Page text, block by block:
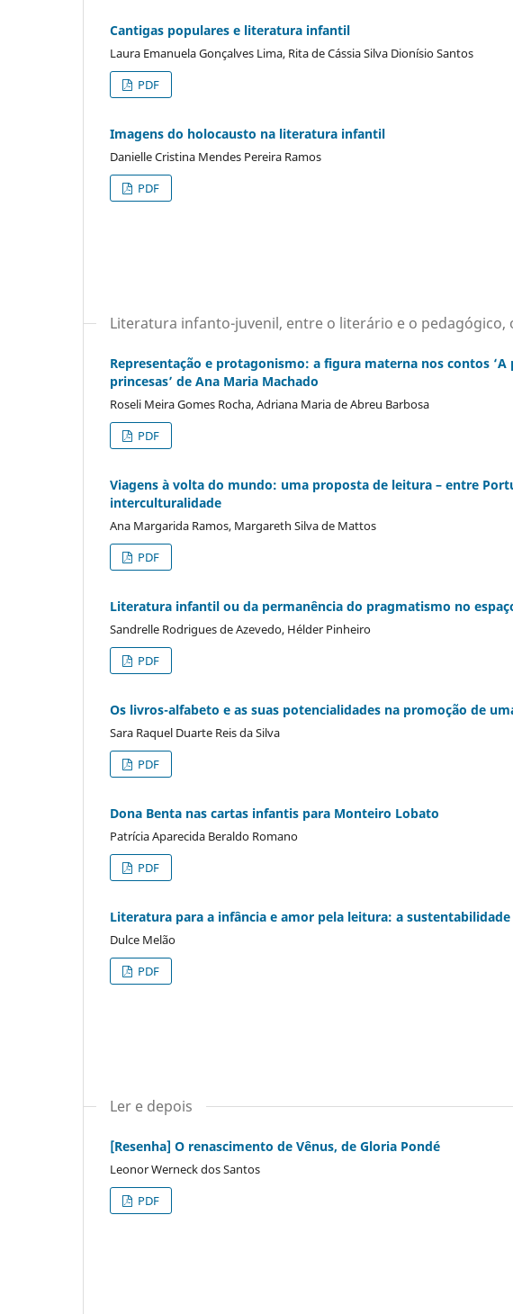
Cantigas populares e literatura infantil
Laura Emanuela Gonçalves Lima, Rita de Cássia Silva Dionísio Santos
PDF
Imagens do holocausto na literatura infantil
Danielle Cristina Mendes Pereira Ramos
PDF
Literatura infanto-juvenil, entre o literário e o
Representação e protagonismo: a figura materna nos contos ‘A
princesas’ de Ana Maria Machado
Roseli Meira Gomes Rocha, Adriana Maria de Abreu Barbosa
PDF
Viagens à volta do mundo: uma proposta de leitura – entre
interculturalidade
Ana Margarida Ramos, Margareth Silva de Mattos
PDF
Literatura infantil ou da permanência do pragmatismo no
Sandrelle Rodrigues de Azevedo, Hélder Pinheiro
PDF
Os livros-alfabeto e as suas potencialidades na promoção de
Sara Raquel Duarte Reis da Silva
PDF
Dona Benta nas cartas infantis para Monteiro Lobato
Patrícia Aparecida Beraldo Romano
PDF
Literatura para a infância e amor pela leitura: a sustentabilidade
Dulce Melão
PDF
Ler e depois
[Resenha] O renascimento de Vênus, de Gloria Pondé
Leonor Werneck dos Santos
PDF